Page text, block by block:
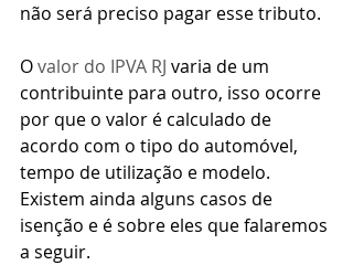
não será preciso pagar esse tributo.
O valor do IPVA RJ varia de um
contribuinte para outro, isso ocorre
por que o valor é calculado de
acordo com o tipo do automóvel,
tempo de utilização e modelo.
Existem ainda alguns casos de
isenção e é sobre eles que falaremos
a seguir.